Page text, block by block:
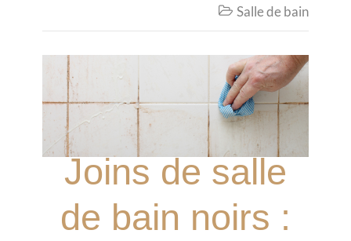
 Salle de bain
Joins de salle
de bain noirs :